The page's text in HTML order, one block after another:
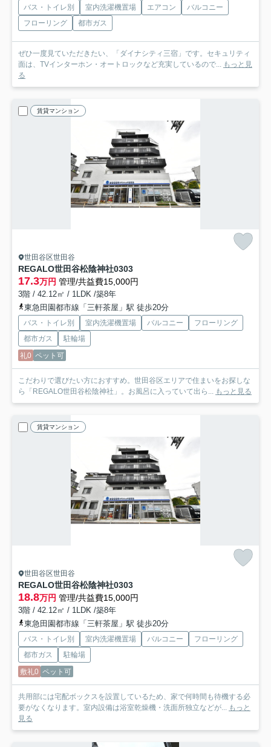
バス・トイレ別 室内洗濯機置場 エアコン
バルコニー
フローリング
都市ガス
ぜひ一度見ていただきたい、「ダイナシティ三宿」です。セキュリティ
面は、TVインターホン・オートロックなど充実しているので... もっと見
る
賃貸マンション
世田谷区世田谷
REGALO世田谷松陰神社0303
17.3万円 管理/共益費15,000円
3階 / 42.12㎡ / 1LDK /築8年
東急田園都市線「三軒茶屋」駅 徒歩20分
バス・トイレ別 室内洗濯機置場 バルコニー
フローリング
都市ガス
駐輪場
礼0 ペット可
こだわりで選びたい方におすすめ。世田谷区エリアで住まいをお探しな
ら「REGALO世田谷松陰神社」。お風呂に入っていて出ら... もっと見る
賃貸マンション
世田谷区世田谷
REGALO世田谷松陰神社0303
18.8万円 管理/共益費15,000円
3階 / 42.12㎡ / 1LDK /築8年
東急田園都市線「三軒茶屋」駅 徒歩20分
バス・トイレ別 室内洗濯機置場 バルコニー
フローリング
都市ガス
駐輪場
敷礼0 ペット可
共用部には宅配ボックスを設置しているため、家で何時間も待機する必
要がなくなります。室内設備は浴室乾燥機・洗面所独立などが... もっと
見る